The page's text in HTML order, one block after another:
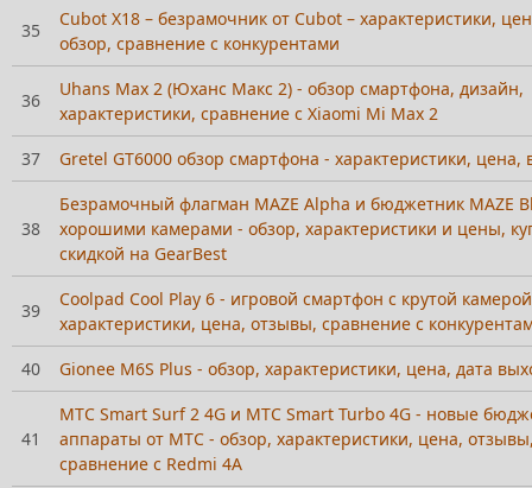
35
Cubot X18 – безрамочник от Cubot – характеристики,
обзор, сравнение с конкурентами
36
Uhans Max 2 (Юханс Макс 2) - обзор смартфона, дизайн,
характеристики, сравнение с Xiaomi Mi Max 2
37
Gretel GT6000 обзор смартфона - характеристики, цена,
38
Безрамочный флагман MAZE Alpha и бюджетник MAZE
хорошими камерами - обзор, характеристики и цены,
скидкой на GearBest
39
Coolpad Cool Play 6 - игровой смартфон с крутой
характеристики, цена, отзывы, сравнение с
40
Gionee M6S Plus - обзор, характеристики, цена, дата
41
МТС Smart Surf 2 4G и МТС Smart Turbo 4G - новые
аппараты от МТС - обзор, характеристики, цена,
сравнение с Redmi 4A